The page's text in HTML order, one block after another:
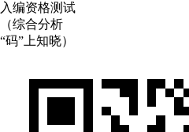
入编资格测试
（综合分析
“码”上知晓）